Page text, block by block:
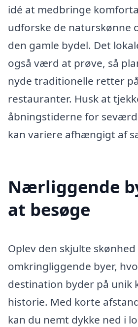
idé at medbringe
udforske de naturskønne
den gamle bydel. Det
også værd at prøve, så
nyde traditionelle retter
restauranter. Husk at
åbningstiderne for
kan variere afhængigt af
Nærliggende
at besøge
Oplev den skjulte skønhed
omkringliggende byer,
destination byder på unik
historie. Med korte
kan du nemt dykke ned i